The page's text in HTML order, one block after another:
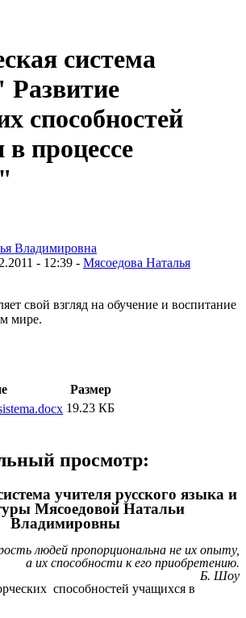
система
Развитие
способностей
процессе
- 12:39 - Мясоедова Наталья
свой взгляд на обучение и воспитание
мире.
Размер
19.23 КБ
просмотр:
учителя русского языка и
Мясоедовой Натальи
Владимировны
людей пропорциональна не их опыту,
а их способности к его приобретению.
Б. Шоу
способностей учащихся в